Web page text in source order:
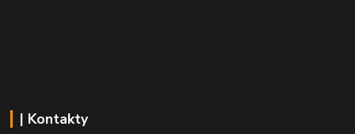
| Kontakty